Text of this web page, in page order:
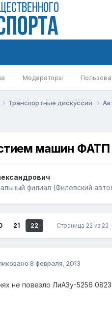
Модераторы
Транспортные дискуссии
машин ФАТП
филиал (Филевский
21 22 Страница 22 из 22
8 февраля, 2013
не повезло ЛиАЗу-5256